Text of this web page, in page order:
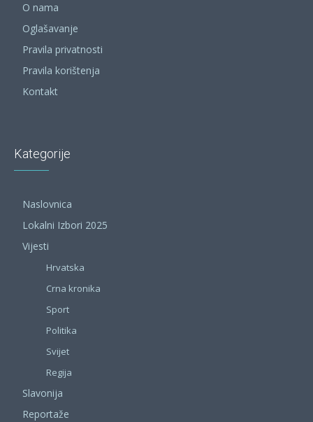
O nama
Oglašavanje
Pravila privatnosti
Pravila korištenja
Kontakt
Kategorije
Naslovnica
Lokalni Izbori 2025
Vijesti
Hrvatska
Crna kronika
Sport
Politika
Svijet
Regija
Slavonija
Reportaže